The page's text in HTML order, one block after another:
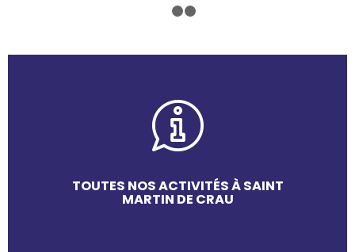
TOUTES NOS ACTIVITÉS À SAINT
MARTIN DE CRAU